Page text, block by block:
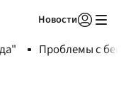
Новости
Проблемы с